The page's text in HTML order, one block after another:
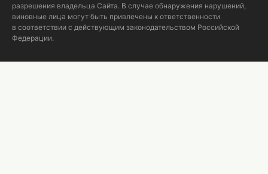
разрешения владельца Сайта. В случае обнаружения нарушений,
виновные лица могут быть привлечены к ответственности
в соответствии с действующим законодательством Российской
Федерации.